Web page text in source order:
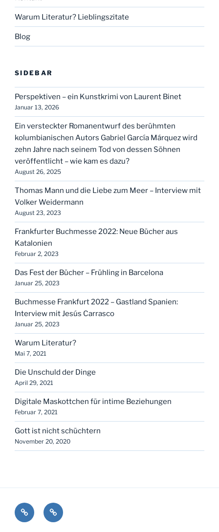
Warum Literatur? Lieblingszitate
Blog
SIDEBAR
Perspektiven – ein Kunstkrimi von Laurent Binet
Januar 13, 2026
Ein versteckter Romanentwurf des berühmten
kolumbianischen Autors Gabriel García Márquez wird
zehn Jahre nach seinem Tod von dessen Söhnen
veröffentlicht – wie kam es dazu?
August 26, 2025
Thomas Mann und die Liebe zum Meer – Interview mit
Volker Weidermann
August 23, 2023
Frankfurter Buchmesse 2022: Neue Bücher aus
Katalonien
Februar 2, 2023
Das Fest der Bücher – Frühling in Barcelona
Januar 25, 2023
Buchmesse Frankfurt 2022 – Gastland Spanien:
Interview mit Jesús Carrasco
Januar 25, 2023
Warum Literatur?
Mai 7, 2021
Die Unschuld der Dinge
April 29, 2021
Digitale Maskottchen für intime Beziehungen
Februar 7, 2021
Gott ist nicht schüchtern
November 20, 2020
Kontakt Impressum